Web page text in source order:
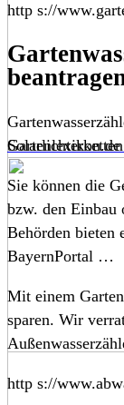
http s://
Gartenlexikon.de
Sie können die
bzw. den Einbau
Behörden bieten
BayernPortal …
Mit einem
sparen. Wir
http s://